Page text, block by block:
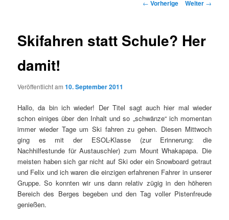
← Vorherige Weiter →
Skifahren statt Schule? Her
damit!
Veröffentlicht am10. September 2011
Hallo, da bin ich wieder! Der Titel sagt auch hier mal wieder
schon einiges über den Inhalt und so „schwänze“ ich momentan
immer wieder Tage um Ski fahren zu gehen. Diesen Mittwoch
ging es mit der ESOL-Klasse (zur Erinnerung: die
Nachhilfestunde für Austauschler) zum Mount Whakapapa. Die
meisten haben sich gar nicht auf Ski oder ein Snowboard getraut
und Felix und ich waren die einzigen erfahrenen Fahrer in unserer
Gruppe. So konnten wir uns dann relativ zügig in den höheren
Bereich des Berges begeben und den Tag voller Pistenfreude
genießen.